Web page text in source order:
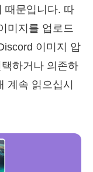
때문입니다. 따
미지를 업로드
이미지 압
하거나 의존하
계속 읽으십시